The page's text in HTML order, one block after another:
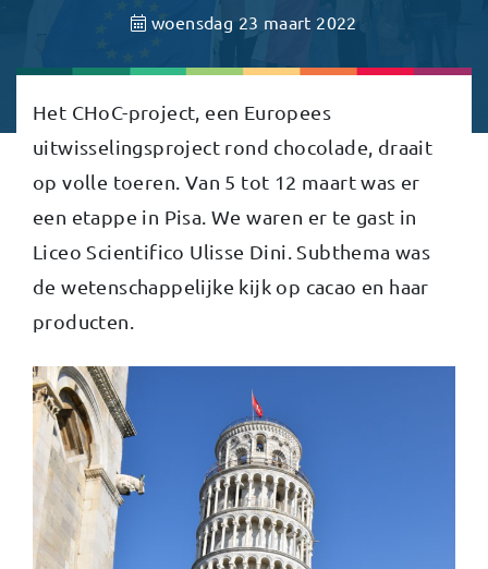
woensdag 23 maart 2022
Het CHoC-project, een Europees
uitwisselingsproject rond chocolade, draait
op volle toeren. Van 5 tot 12 maart was er
een etappe in Pisa. We waren er te gast in
Liceo Scientifico Ulisse Dini. Subthema was
de wetenschappelijke kijk op cacao en haar
producten.